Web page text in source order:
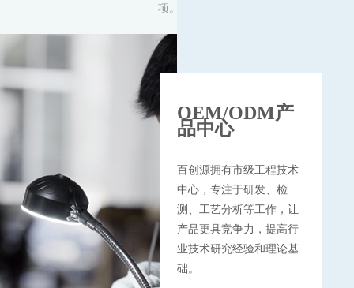
项。
OEM/ODM产
品中心
百创源拥有市级工程技术
中心，专注于研发、检
测、工艺分析等工作，让
产品更具竞争力，提高行
业技术研究经验和理论基
础。